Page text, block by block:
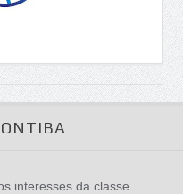
interesses da classe